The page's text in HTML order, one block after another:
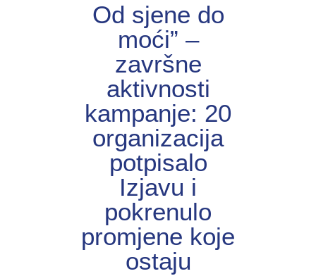
Od sjene do
moći” –
završne
aktivnosti
kampanje: 20
organizacija
potpisalo
Izjavu i
pokrenulo
promjene koje
ostaju